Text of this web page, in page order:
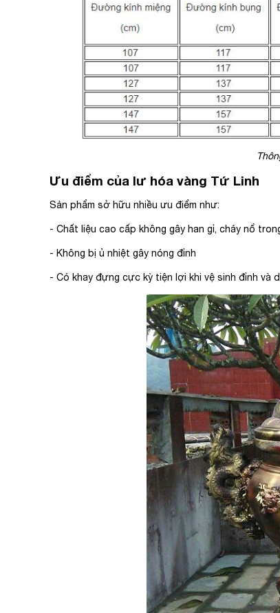
Ưu điểm của lư hóa vàng Tứ Linh
Sản phẩm sở hữu nhiều ưu điểm như:
- Chất liệu cao cấp không gây han gỉ, cháy nổ
- Không bị ủ nhiệt gây nóng đỉnh
- Có khay đựng cực kỳ tiện lợi khi vệ sinh đỉnh và